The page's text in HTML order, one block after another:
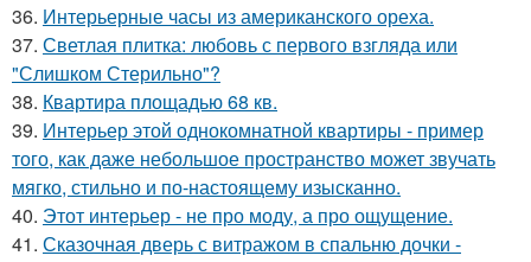
36. Интерьерные часы из американского ореха.
37. Светлая плитка: любовь с первого взгляда или
"Слишком Стерильно"?
38. Квартира площадью 68 кв.
39. Интерьер этой однокомнатной квартиры - пример
того, как даже небольшое пространство может звучать
мягко, стильно и по-настоящему изысканно.
40. Этот интерьер - не про моду, а про ощущение.
41. Сказочная дверь с витражом в спальню дочки -